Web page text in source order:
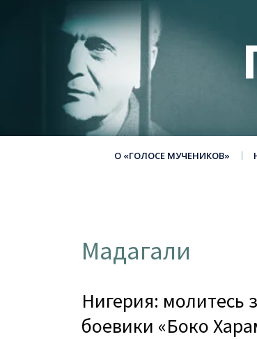
О «ГОЛОСЕ МУЧЕНИКОВ»
Мадагали
Нигерия: молитесь
боевики «Боко